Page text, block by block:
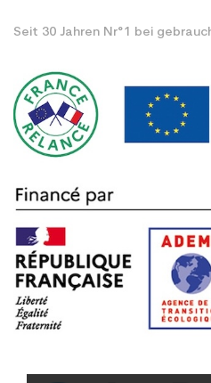
Seit 30 Jahren Nr°1 bei